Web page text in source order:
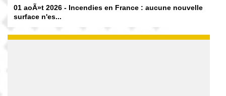
01 aoÃ»t 2026 - Incendies en France : aucune nouvelle
surface n'es...